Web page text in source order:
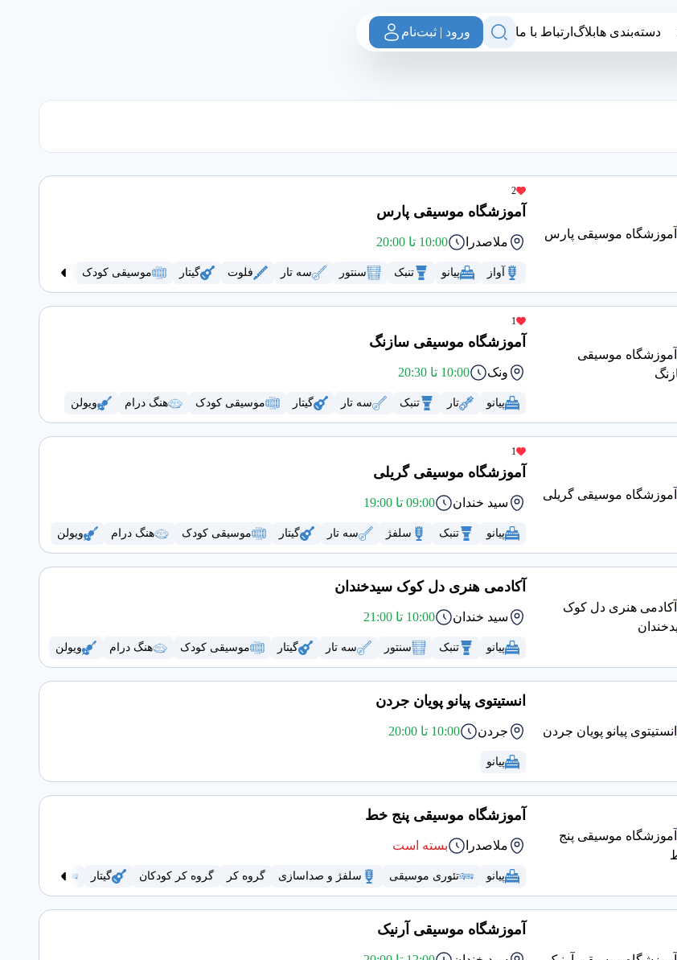
دسته‌بندی هابلاگ ارتباط با ما ورود | ثبت‌نام
2
آموزشگاه موسیقی پارس
ملاصدرا 10:00 تا 20:00
آواز پیانو تنبک سنتور سه تار فلوت گیتار موسیقی کودک
1
آموزشگاه موسیقی سازنگ
ونک 10:00 تا 20:30
پیانو تار تنبک سه تار گیتار موسیقی کودک هنگ درام ویولن
1
آموزشگاه موسیقی گریلی
سید خندان 09:00 تا 19:00
پیانو تنبک سلفژ سه تار گیتار موسیقی کودک هنگ درام ویولن
آکادمی هنری دل کوک سیدخندان
سید خندان 10:00 تا 21:00
پیانو تنبک سنتور سه تار گیتار موسیقی کودک هنگ درام ویولن
انستیتوی پیانو پویان جردن
جردن 10:00 تا 20:00
پیانو
آموزشگاه موسیقی پنج خط
ملاصدرا بسته است
پیانو تئوری موسیقی سلفژ و صداسازی گروه کر گروه کر کودکان گیتار هارمونی
آموزشگاه موسیقی آرنیک